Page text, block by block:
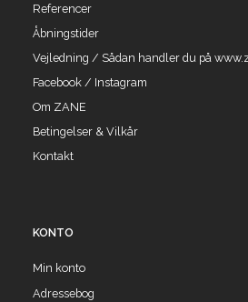
Referencer
Åbningstider
Vejledning / Sådan handler du på
Facebook / Instagram
Om ZANE
Betingelser & Vilkår
Kontakt
KONTO
Min konto
Adressebog